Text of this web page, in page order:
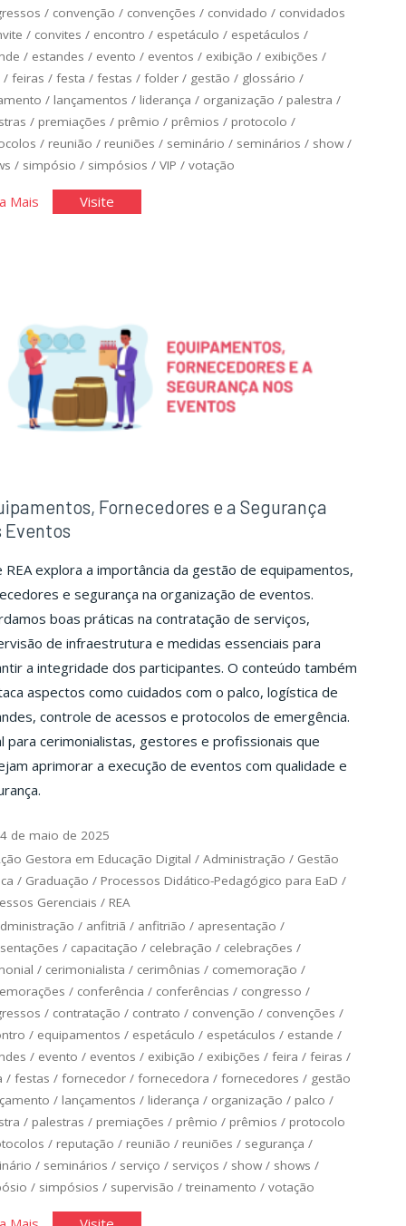
/ convenção / convenções / convidado / convidados
/ convites / encontro / espetáculo / espetáculos /
/ estandes / evento / eventos / exibição / exibições /
/ feiras / festa / festas / folder/ gestão / glossário /
/ lançamentos / liderança / organização / palestra /
/ premiações / prêmio / prêmios / protocolo /
/ reunião / reuniões / seminário / seminários / show/
/ simpósio / simpósios / VIP / votação
Mais"Glossário
Visite"Glossário
Fornecedores e a Segurança
Eventos
REA explora a importância da gestão de equipamentos,
e segurança na organização de eventos.
boas práticas na contratação de serviços,
de infraestrutura e medidas essenciais para
a integridade dos participantes. O conteúdo também
aspectos como cuidados com o palco, logística de
controle de acessos e protocolos de emergência.
para cerimonialistas, gestores e profissionais que
aprimorar a execução de eventos com qualidade e
de maio de 2025
Gestora em Educação Digital /Administração / Gestão
/ Graduação / Processos Didático-Pedagógico para EaD /
Gerenciais / REA
/ anfitriã / anfitrião / apresentação /
/ capacitação / celebração / celebrações /
/ cerimonialista / cerimônias / comemoração /
/ conferência / conferências / congresso /
/ contratação / contrato / convenção / convenções /
/ equipamentos / espetáculo / espetáculos / estande /
/ evento / eventos / exibição / exibições / feira / feiras /
/ festas / fornecedor/ fornecedora / fornecedores / gestão
/ lançamentos / liderança / organização / palco /
/ palestras / premiações / prêmio / prêmios / protocolo
/ reputação / reunião / reuniões / segurança /
/ seminários / serviço / serviços / show/ shows /
/ simpósios / supervisão / treinamento / votação